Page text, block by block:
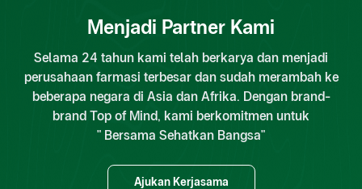
Menjadi Partner Kami
Selama 24 tahun kami telah berkarya dan menjadi
perusahaan farmasi terbesar dan sudah merambah ke
beberapa negara di Asia dan Afrika. Dengan brand-
brand Top of Mind, kami berkomitmen untuk
" Bersama Sehatkan Bangsa"
Ajukan Kerjasama